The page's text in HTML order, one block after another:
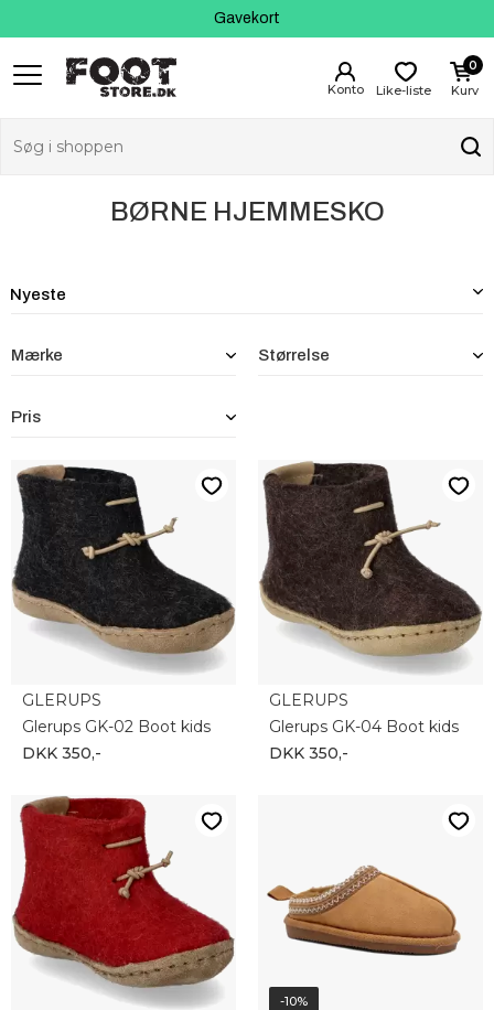
Gavekort
Fri fragt fra 399 kr
Kundeservice
Kurv
0
Like-liste
BØRNE HJEMMESKO
Mærke Størrelse
Pris
GLERUPS
Glerups GK-02 Boot kids
DKK 350,-
GLERUPS
Glerups GK-04 Boot kids
DKK 350,-
-10%